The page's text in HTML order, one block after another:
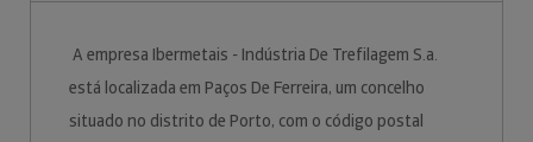
A empresa Ibermetais - Indústria De Trefilagem S.a.
está localizada em Paços De Ferreira, um concelho
situado no distrito de Porto, com o código postal